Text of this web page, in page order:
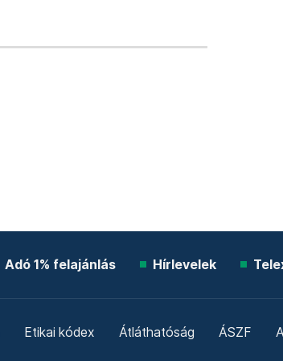
Adó 1% felajánlás Hírlevelek
Etikai kódex Átláthatóság ÁSZF